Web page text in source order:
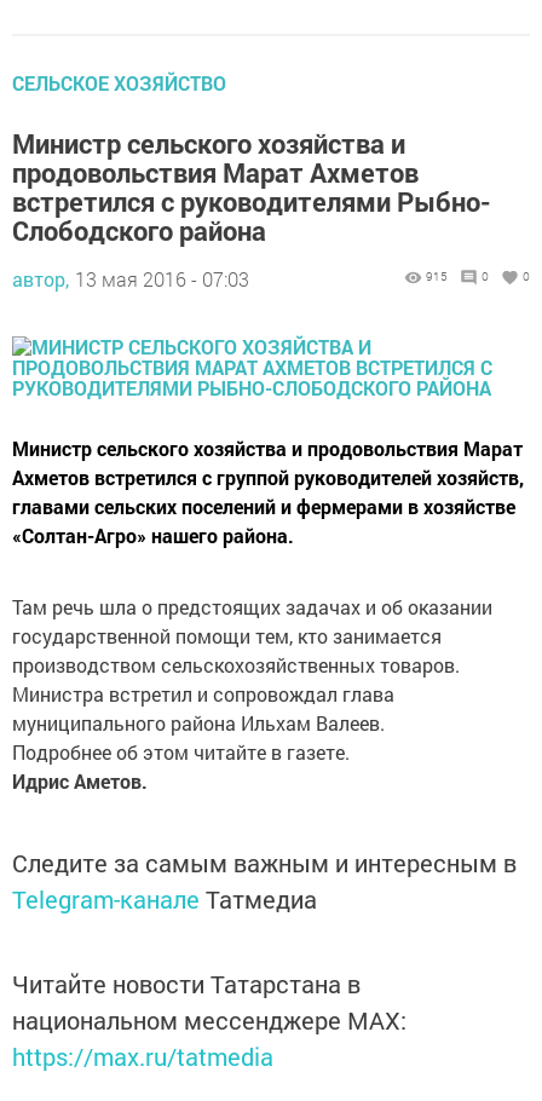
CЕЛЬСКОЕ ХОЗЯЙСТВО
Министр сельского хозяйства и
продовольствия Марат Ахметов
встретился с руководителями Рыбно-
Слободского района
автор, 13 мая 2016 - 07:03 915 0 0
Министр сельского хозяйства и продовольствия Марат
Ахметов встретился с группой руководителей хозяйств,
главами сельских поселений и фермерами в хозяйстве
«Солтан-Агро» нашего района.
Там речь шла о предстоящих задачах и об оказании
государственной помощи тем, кто занимается
производством сельскохозяйственных товаров.
Министра встретил и сопровождал глава
муниципального района Ильхам Валеев.
Подробнее об этом читайте в газете.
Идрис Аметов.
Следите за самым важным и интересным в
Telegram-канале Татмедиа
Читайте новости Татарстана в
национальном мессенджере MАХ:
https://max.ru/tatmedia